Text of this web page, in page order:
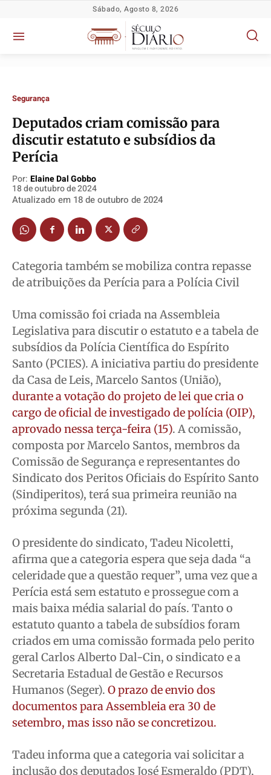
Socioeconômicas
TV Século
Justiça
Educação
Meio Ambiente
Cidades
Direitos
Economia
Cultura
Caetano Roque
Gustavo Bastos
Jr Mignone (in memorian)
Wanda Sily
Publicidade Legal
Quem Somos
Expediente
Contato
Anuncie
Termos de Uso
Privacidade
Socioeconômicas
TV Século
Justiça
Educação
Meio Ambiente
Cidades
Direitos
Economia
Cultura
Caetano Roque
Gustavo Bastos
Jr Mignone (in memorian)
Wanda Sily
Publicidade Legal
Quem Somos
Expediente
Contato
Anuncie
Termos de Uso
Privacidade
Socioeconômicas
TV Século
Justiça
Educação
Meio Ambiente
Cidades
Direitos
Economia
Cultura
Caetano Roque
Gustavo Bastos
Jr Mignone (in memorian)
Wanda Sily
Publicidade Legal
Quem Somos
Expediente
Contato
Anuncie
Termos de Uso
Privacidade
Socioeconômicas
TV Século
Justiça
Educação
Meio Ambiente
Cidades
Direitos
Economia
Cultura
Caetano Roque
Gustavo Bastos
Jr Mignone (in memorian)
Wanda Sily
Publicidade Legal
Quem Somos
Expediente
Contato
Anuncie
Termos de Uso
Privacidade
Sábado, Agosto 8, 2026
Segurança
Deputados criam comissão para
discutir estatuto e subsídios da
Perícia
Por: Elaine Dal Gobbo
18 de outubro de 2024
Atualizado em 18 de outubro de 2024
Categoria também se mobiliza contra repasse
de atribuições da Perícia para a Polícia Civil
Uma comissão foi criada na Assembleia
Legislativa para discutir o estatuto e a tabela de
subsídios da Polícia Científica do Espírito
Santo (PCIES). A iniciativa partiu do presidente
da Casa de Leis, Marcelo Santos (União),
durante a votação do projeto de lei que cria o
cargo de oficial de investigado de polícia (OIP),
aprovado nessa terça-feira (15). A comissão,
composta por Marcelo Santos, membros da
Comissão de Segurança e representantes do
Sindicato dos Peritos Oficiais do Espírito Santo
(Sindiperitos), terá sua primeira reunião na
próxima segunda (21).
O presidente do sindicato, Tadeu Nicoletti,
afirma que a categoria espera que seja dada “a
celeridade que a questão requer”, uma vez que a
Perícia está sem estatuto e prossegue com a
mais baixa média salarial do país. Tanto o
estatuto quanto a tabela de subsídios foram
criados em uma comissão formada pelo perito
geral Carlos Alberto Dal-Cin, o sindicato e a
Secretaria Estadual de Gestão e Recursos
Humanos (Seger). O prazo de envio dos
documentos para Assembleia era 30 de
setembro, mas isso não se concretizou.
Tadeu informa que a categoria vai solicitar a
inclusão dos deputados José Esmeraldo (PDT),